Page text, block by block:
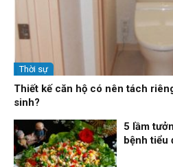
Thời sự
Thiết kế căn hộ có nên tách
sinh?
5 lầm
bệnh tiểu